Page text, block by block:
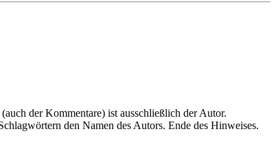
der Kommentare) ist ausschließlich der Autor.
den Namen des Autors. Ende des Hinweises.